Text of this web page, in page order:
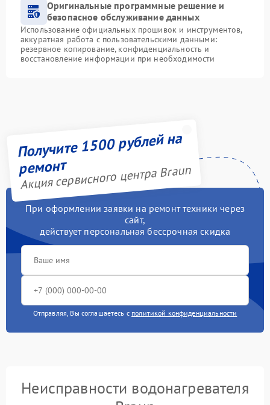
Оригинальные программные решение и
безопасное обслуживание данных
Использование официальных прошивок и инструментов,
аккуратная работа с пользовательскими данными:
резервное копирование, конфиденциальность и
восстановление информации при необходимости
Получите 1500 рублей на
ремонт
Акция сервисного центра Braun
При оформлении заявки на ремонт техники через
сайт,
действует персональная бессрочная скидка
Отправляя, Вы соглашаетесь с политикой конфиденциальности
Неисправности водонагревателя